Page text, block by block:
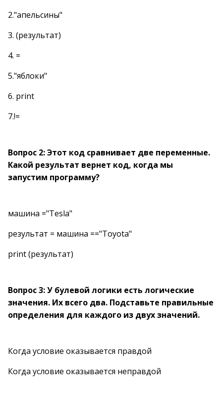
2."апельсины"
3. (результат)
4. =
5."яблоки"
6. print
7.!=
Вопрос 2: Этот код сравнивает две переменные.
Какой результат вернет код, когда мы
запустим программу?
машина ="Tesla"
результат = машина =="Toyota"
print (результат)
Вопрос 3: У булевой логики есть логические
значения. Их всего два. Подставьте правильные
определения для каждого из двух значений.
Когда условие оказывается правдой
Когда условие оказывается неправдой